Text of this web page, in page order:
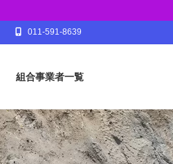
011-591-8639
組合事業者一覧